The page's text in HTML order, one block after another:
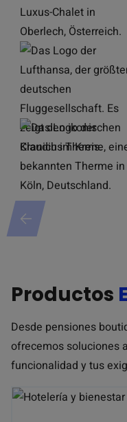
Productos
Desde pensiones
ofrecemos soluciones
funcionalidad y tus